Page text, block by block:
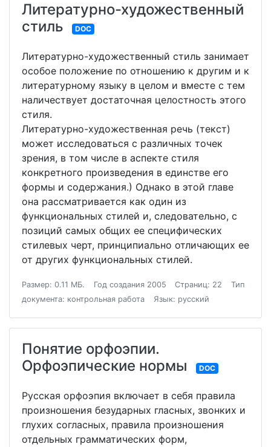
Литературно-художественный
стиль
DOC
Литературно-художественный стиль занимает
особое положение по отношению к другим и к
литературному языку в целом и вместе с тем
наличествует достаточная целостность этого
стиля.
Литературно-художественная речь (текст)
может исследоваться с различных точек
зрения, в том числе в аспекте стиля
конкретного произведения в единстве его
формы и содержания.) Однако в этой главе
она рассматривается как один из
функциональных стилей и, следовательно, с
позиций самых общих ее специфических
стилевых черт, принципиально отличающих ее
от других функциональных стилей.
Размер: 0.11 МБ. Год создания 2005 Страниц: 22
Тип
документа: контрольная работа
Язык: русский
Понятие орфоэпии.
Орфоэпические нормы
DOC
Русская орфоэпия включает в себя правила
произношения безударных гласных, звонких и
глухих согласных, правила произношения
отдельных грамматических форм,